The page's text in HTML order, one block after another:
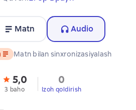
Matn Audio
Matn bilan sinxronizasiyalash
5,0
3 baho
0
Izoh qoldirish